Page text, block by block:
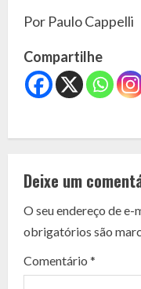
Por Paulo Cappelli
Compartilhe
C
n
t
i
Deixe um
O seu endereço de
obrigatórios são
Comentário *